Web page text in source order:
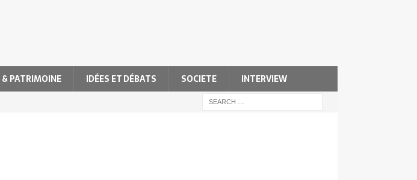
PATRIMOINE IDÉES ET DÉBATS SOCIETE INTERVIEW